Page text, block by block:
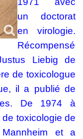
un doctorat
en virologie.
Récompensé
Liebig de
de toxicologue
il a publié de
De 1974 à
toxicologie de
Mannheim et a